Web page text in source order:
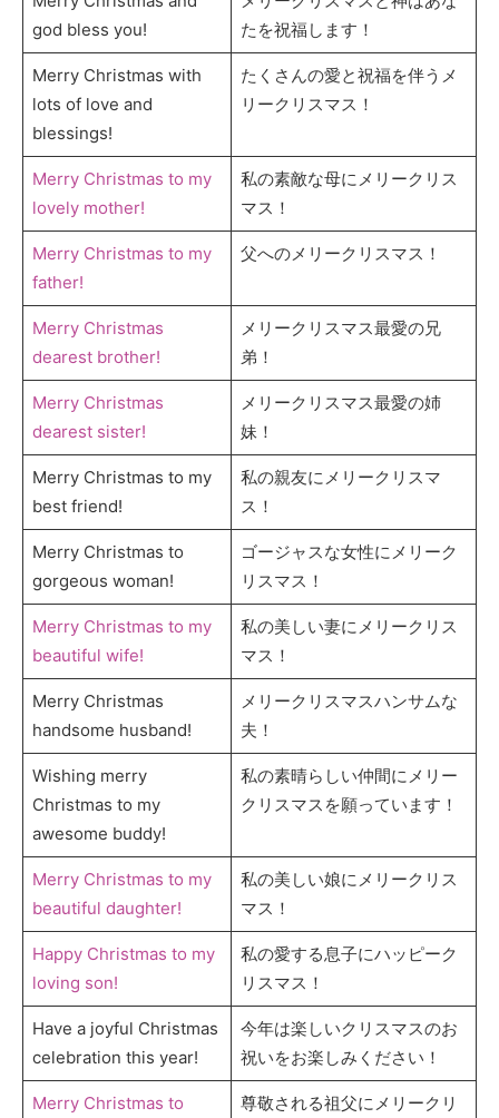
god bless you!
たを祝福します！
Merry Christmas with
lots of love and
blessings!
たくさんの愛と祝福を伴うメ
リークリスマス！
Merry Christmas to my
lovely mother!
私の素敵な母にメリークリス
マス！
Merry Christmas to my
father!
父へのメリークリスマス！
Merry Christmas
dearest brother!
メリークリスマス最愛の兄
弟！
Merry Christmas
dearest sister!
メリークリスマス最愛の姉
妹！
Merry Christmas to my
best friend!
私の親友にメリークリスマ
ス！
Merry Christmas to
gorgeous woman!
ゴージャスな女性にメリーク
リスマス！
Merry Christmas to my
beautiful wife!
私の美しい妻にメリークリス
マス！
Merry Christmas
handsome husband!
メリークリスマスハンサムな
夫！
Wishing merry
Christmas to my
awesome buddy!
私の素晴らしい仲間にメリー
クリスマスを願っています！
Merry Christmas to my
beautiful daughter!
私の美しい娘にメリークリス
マス！
Happy Christmas to my
loving son!
私の愛する息子にハッピーク
リスマス！
Have a joyful Christmas
celebration this year!
今年は楽しいクリスマスのお
祝いをお楽しみください！
Merry Christmas to 尊敬される祖父にメリークリ